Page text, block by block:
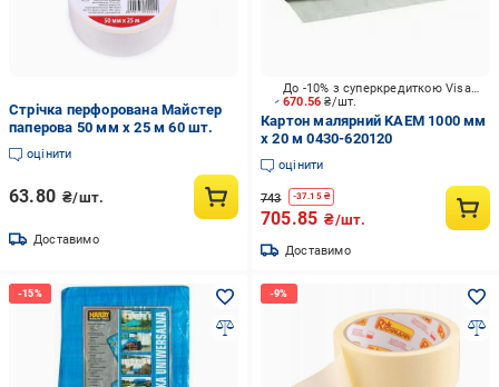
Стрічка перфорована Майстер
паперова 50 мм х 25 м 60 шт.
оцінити
63.80 ₴/шт.
Доставимо
670.56₴/шт.
До -10% з суперкредиткою Visa Вигода
Картон малярний KAEM 1000 мм
x 20 м 0430-620120
оцінити
743 -37.15₴
705.85 ₴/шт.
Доставимо